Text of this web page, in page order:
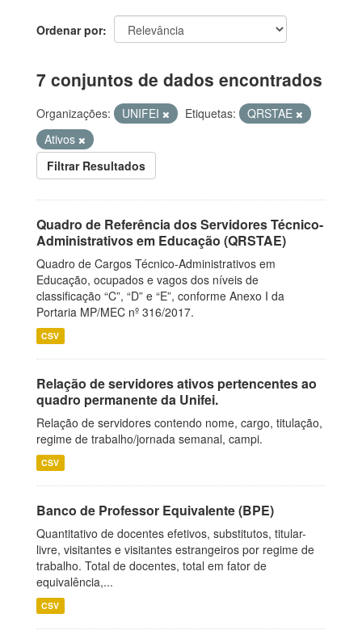
Ordenar por
7 conjuntos de dados encontrados
Organizações: UNIFEI Etiquetas:
QRSTAE
Ativos
Filtrar Resultados
Quadro de Referência dos Servidores Técnico-
Administrativos em Educação (QRSTAE)
Quadro de Cargos Técnico-Administrativos em
Educação, ocupados e vagos dos níveis de
classificação “C”, “D” e “E”, conforme Anexo I da
Portaria MP/MEC nº 316/2017.
CSV
Relação de servidores ativos pertencentes ao
quadro permanente da Unifei.
Relação de servidores contendo nome, cargo, titulação,
regime de trabalho/jornada semanal, campi.
CSV
Banco de Professor Equivalente (BPE)
Quantitativo de docentes efetivos, substitutos, titular-
livre, visitantes e visitantes estrangeiros por regime de
trabalho. Total de docentes, total em fator de
equivalência,...
CSV